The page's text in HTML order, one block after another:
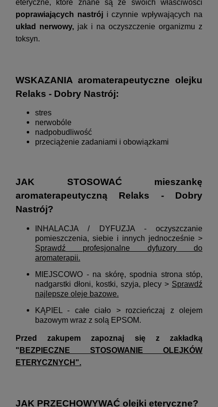
eteryczne, które znane są ze swoich właściwości
poprawiających nastróji czynnie wpływających na
układ nerwowy, jak i na oczyszczenie organizmu z
toksyn.
WSKAZANIA aromaterapeutyczne olejku
Relaks - Dobry Nastrój:
stres
nerwobóle
nadpobudliwość
przeciążenie zadaniami i obowiązkami
JAK STOSOWAĆ mieszankę
aromaterapeutyczną Relaks - Dobry
Nastrój?
INHALACJA / DYFUZJA - oczyszczanie
pomieszczenia, siebie i innych jednocześnie >
Sprawdź profesjonalne dyfuzory do
aromaterapii.
MIEJSCOWO - na skórę, spodnia strona stóp,
nadgarstki dłoni, kostki, szyja, plecy > Sprawdź
najlepsze oleje bazowe.
KĄPIEL - całe ciało > rozcieńczaj z olejem
bazowym wraz z solą EPSOM.
Przed zakupem zapoznaj się z zakładką
" BEZPIECZNE STOSOWANIE OLEJKÓW
ETERYCZNYCH".
JAK PRZECHOWYWAĆ olejki eteryczne?